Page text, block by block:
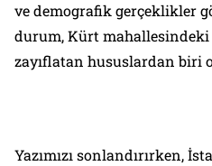
ve demografik gerçeklikler
durum, Kürt
zayıflatan hususlardan biri
Yazımızı sonlandırırken,